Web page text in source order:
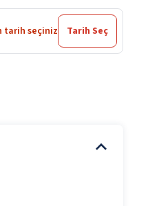
tarih seçiniz Tarih Seç